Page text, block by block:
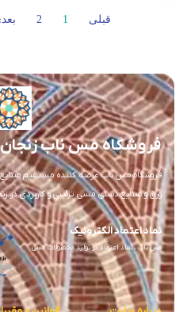
قبلی 1
2
فروشگاه مس ناب زنجان
فروشگاه مس ناب عرضه کننده مستقیم صنایع
ورق و صنایع دستی مسی تزئینی و کاربردی در
نماد اعتماد الکترونیک
مس ناب ، نماد اعتماد در تولید محصولات مسی